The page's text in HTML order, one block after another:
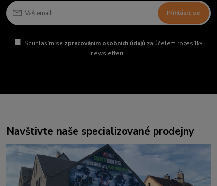
Přihlásit se
Souhlasím se zpracováním osobních údajůza účelem rozesílky
newsletteru.
Navštivte naše specializované prodejny